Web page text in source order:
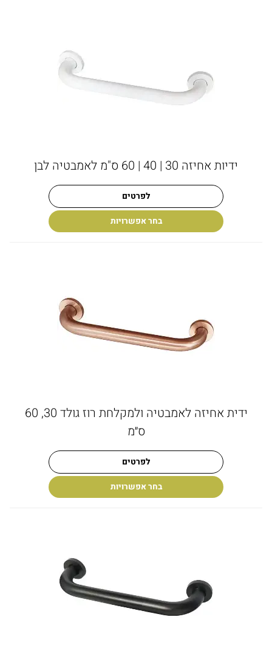
ידיות אחיזה 30 | 40 | 60 ס"מ לאמבטיה לבן
לפרטים
בחר אפשרויות
ידית אחיזה לאמבטיה ולמקלחת רוז גולד 30, 60
ס״מ
לפרטים
בחר אפשרויות